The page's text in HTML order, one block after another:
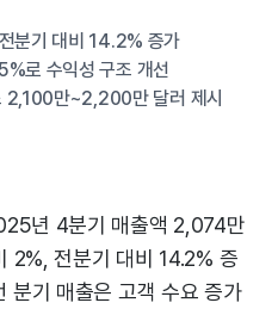
분기 대비 14.2% 증가
로 수익성 구조 개선
2,100만~2,200만 달러 제시
년 4분기 매출액 2,074만
2%, 전분기 대비 14.2% 증
분기 매출은 고객 수요 증가